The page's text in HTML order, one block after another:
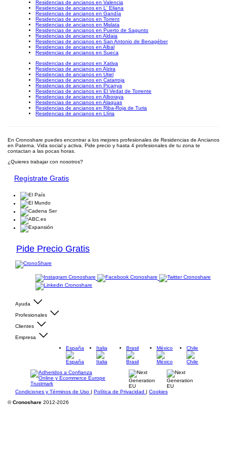
Residencias de ancianos en Valencia
Residencias de ancianos en L' Eliana
Residencias de ancianos en Gandía
Residencias de ancianos en Torrent
Residencias de ancianos en Mislata
Residencias de ancianos en Puerto de Sagunto
Residencias de ancianos en Aldaia
Residencias de ancianos en San Antonio de Benagéber
Residencias de ancianos en Albal
Residencias de ancianos en Sueca
Residencias de ancianos en Xativa
Residencias de ancianos en Alzira
Residencias de ancianos en Utiel
Residencias de ancianos en Catarroja
Residencias de ancianos en Picanya
Residencias de ancianos en El Vedat de Torrente
Residencias de ancianos en Alboraya
Residencias de ancianos en Alaquas
Residencias de ancianos en Riba-Roja de Turia
Residencias de ancianos en Llíria
En Cronoshare puedes encontrar a los mejores profesionales de Residencias de Ancianos
en Paterna. Vida social y activa. Pide precio y hasta 4 profesionales de tu zona te
contactan a las pocas horas.
¿Quieres trabajar con nosotros?
Regístrate Gratis
Pide Precio Gratis
Ayuda
Profesionales
Clientes
Empresa
España
Italia Brasil México Chile
Condiciones y Términos de Uso | Política de Privacidad | Cookies
©Cronoshare 2012-2026